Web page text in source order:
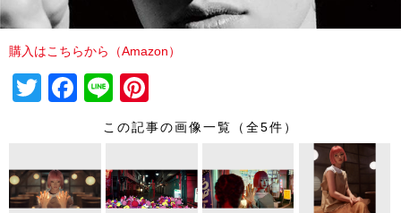
購入はこちらから（Amazon）
T
er
F
e
b
Li
n
nt
e
st
この記事の画像一覧（全5件）